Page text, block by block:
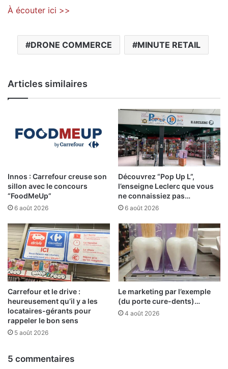
À écouter ici >>
DRONE COMMERCE MINUTE RETAIL
Articles similaires
Innos : Carrefour creuse son
sillon avec le concours
“FoodMeUp”
6 août 2026
Découvrez “Pop Up L”,
l’enseigne Leclerc que vous
ne connaissiez pas…
6 août 2026
Carrefour et le drive :
heureusement qu’il y a les
locataires-gérants pour
rappeler le bon sens
5 août 2026
Le marketing par l’exemple
(du porte cure-dents)…
4 août 2026
5 commentaires